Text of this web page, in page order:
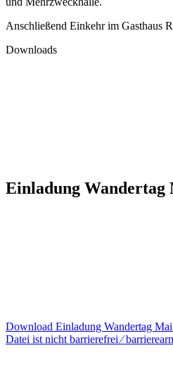
Anschließend Einkehr im Gasthaus
Downloads
Einladung Wandertag
Download Einladung Wandertag
Datei ist nicht barrierefrei ⁄